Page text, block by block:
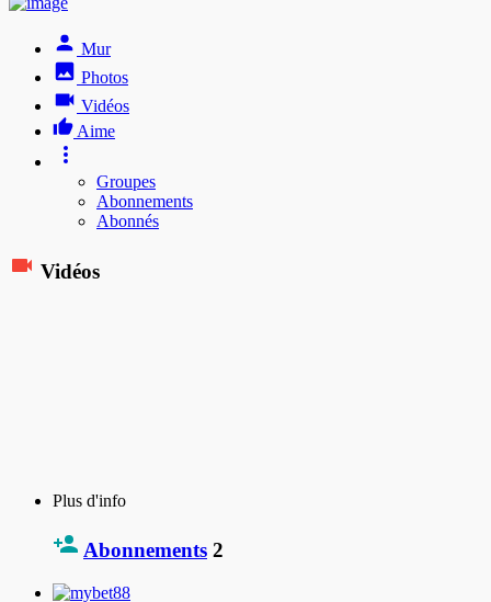
Mur
Photos
Vidéos
Aime
Groupes
Abonnements
Abonnés
Vidéos
Plus d'info
Abonnements 2